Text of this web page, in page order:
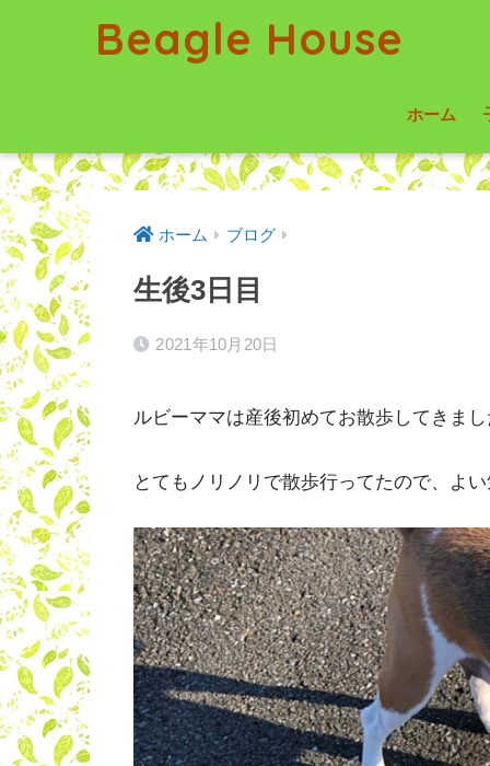
Beagle House
ホーム
ホーム ブログ
生後3日目
2021年10月20日
ルビーママは産後初めてお散歩してきま
とてもノリノリで散歩行ってたので、よ